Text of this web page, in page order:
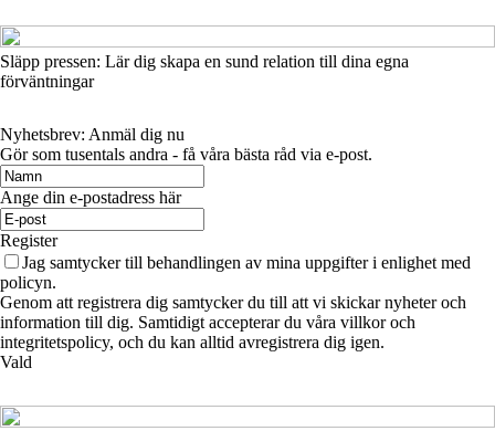
Släpp pressen: Lär dig skapa en sund relation till dina egna
förväntningar
Nyhetsbrev: Anmäl dig nu
Gör som tusentals andra - få våra bästa råd via e-post.
Ange din e-postadress här
Register
Jag samtycker till behandlingen av mina uppgifter i enlighet med
policyn.
Genom att registrera dig samtycker du till att vi skickar nyheter och
information till dig. Samtidigt accepterar du våra villkor och
integritetspolicy, och du kan alltid avregistrera dig igen.
Vald